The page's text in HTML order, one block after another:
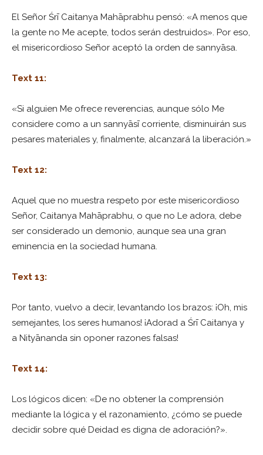
El Señor Śrī Caitanya Mahāprabhu pensó: «A menos que
la gente no Me acepte, todos serán destruidos». Por eso,
el misericordioso Señor aceptó la orden de sannyāsa.
Text 11:
«Si alguien Me ofrece reverencias, aunque sólo Me
considere como a un sannyāsī corriente, disminuirán sus
pesares materiales y, finalmente, alcanzará la liberación.»
Text 12:
Aquel que no muestra respeto por este misericordioso
Señor, Caitanya Mahāprabhu, o que no Le adora, debe
ser considerado un demonio, aunque sea una gran
eminencia en la sociedad humana.
Text 13:
Por tanto, vuelvo a decir, levantando los brazos: ¡Oh, mis
semejantes, los seres humanos! ¡Adorad a Śrī Caitanya y
a Nityānanda sin oponer razones falsas!
Text 14:
Los lógicos dicen: «De no obtener la comprensión
mediante la lógica y el razonamiento, ¿cómo se puede
decidir sobre qué Deidad es digna de adoración?».